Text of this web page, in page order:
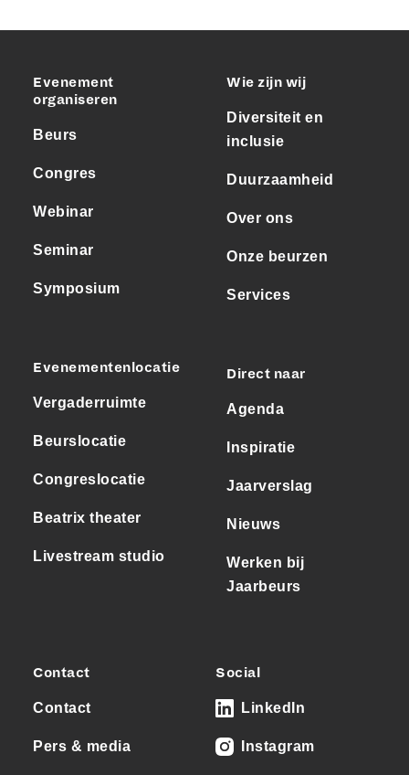
Evenement
organiseren
Beurs
Congres
Webinar
Seminar
Symposium
Evenementenlocatie
Vergaderruimte
Beurslocatie
Congreslocatie
Beatrix theater
Livestream studio
Wie zijn wij
Diversiteit en
inclusie
Duurzaamheid
Over ons
Onze beurzen
Services
Direct naar
Agenda
Inspiratie
Jaarverslag
Nieuws
Werken bij
Jaarbeurs
Contact
Contact
Pers & media
Social
LinkedIn
Instagram